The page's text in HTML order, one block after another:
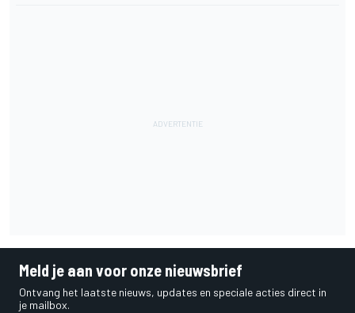
Meld je aan voor onze nieuwsbrief
Ontvang het laatste nieuws, updates en speciale acties direct in
je mailbox.